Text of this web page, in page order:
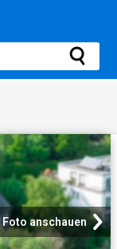
Foto anschauen